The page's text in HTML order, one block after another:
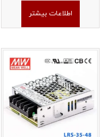
اطلاعات بیشتر